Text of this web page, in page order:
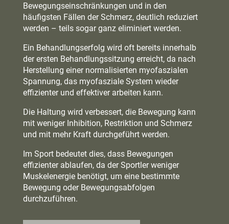
Bewegungseinschränkungen und in den
häufigsten Fällen der Schmerz, deutlich reduziert
werden – teils sogar ganz eliminiert werden.
Ein Behandlungserfolg wird oft bereits innerhalb
der ersten Behandlungssitzung erreicht, da nach
Herstellung einer normalisierten myofaszialen
Spannung, das myofasziale System wieder
effizienter und effektiver arbeiten kann.
Die Haltung wird verbessert, die Bewegung kann
mit weniger Inhibition, Restriktion und Schmerz
und mit mehr Kraft durchgeführt werden.
Im Sport bedeutet dies, dass Bewegungen
effizienter ablaufen, da der Sportler weniger
Muskelenergie benötigt, um eine bestimmte
Bewegung oder Bewegungsabfolgen
durchzuführen.